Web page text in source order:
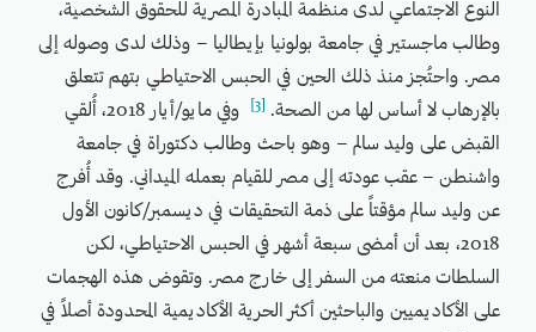
النوع الاجتماعي لدى منظمة المبادرة المصرية للحقوق الشخصية،
وطالب ماجستير في جامعة بولونيا بإيطاليا – وذلك لدى وصوله إلى
مصر. واحتُجز منذ ذلك الحين في الحبس الاحتياطي بتهم تتعلق
بالإرهاب لا أساس لها من الصحة.
وفي مايو/أيار 2018، أُلقي
القبض على وليد سالم – وهو باحث وطالب دكتوراة في جامعة
واشنطن – عقب عودته إلى مصر للقيام بعمله الميداني. وقد أُفرج
عن وليد سالم مؤقتاً على ذمة التحقيقات في ديسمبر/كانون الأول
2018، بعد أن أمضى سبعة أشهر في الحبس الاحتياطي، لكن
السلطات منعته من السفر إلى خارج مصر. وتقوض هذه الهجمات
على الأكاديميين والباحثين أكثر الحرية الأكاديمية المحدودة أصلاً في